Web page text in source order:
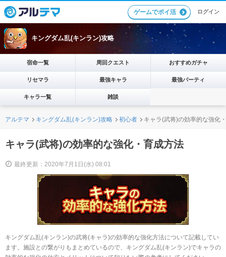
ゲームでポイ活 ログイン
キングダム乱(キンラン)攻略
宿命一覧 周回クエスト おすすめガチャ
リセマラ 最強キャラ 最強パーティ
キャラ一覧 雑談
アルテマ キングダム乱(キンラン)攻略 初心者 キャラ(武将)の効率的な強化
キャラ(武将)の効率的な強化・育成方法
最終更新：2020年7月1日(水) 08:01
キングダム乱(キンラン)の武将(キャラ)の効率的な強化方法について記載してい
ます。施設との繋がりもまとめているので、キングダム乱(キンラン)でキャラの